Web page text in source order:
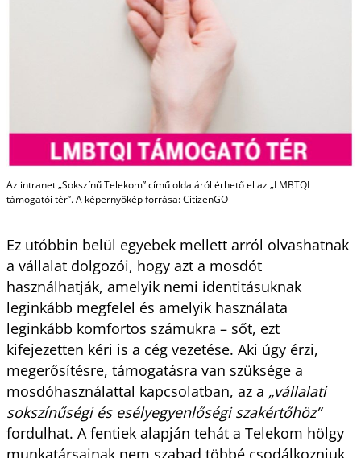
Az intranet „Sokszínű Telekom” című oldaláról érhető el az „LMBTQI
támogatói tér”. A képernyőkép forrása: CitizenGO
Ez utóbbin belül egyebek mellett arról olvashatnak
a vállalat dolgozói, hogy azt a mosdót
használhatják, amelyik nemi identitásuknak
leginkább megfelel és amelyik használata
leginkább komfortos számukra – sőt, ezt
kifejezetten kéri is a cég vezetése. Aki úgy érzi,
megerősítésre, támogatásra van szüksége a
mosdóhasználattal kapcsolatban, az a „vállalati
sokszínűségi és esélyegyenlőségi szakértőhöz”
fordulhat. A fentiek alapján tehát a Telekom hölgy
munkatársainak nem szabad többé csodálkozniuk,